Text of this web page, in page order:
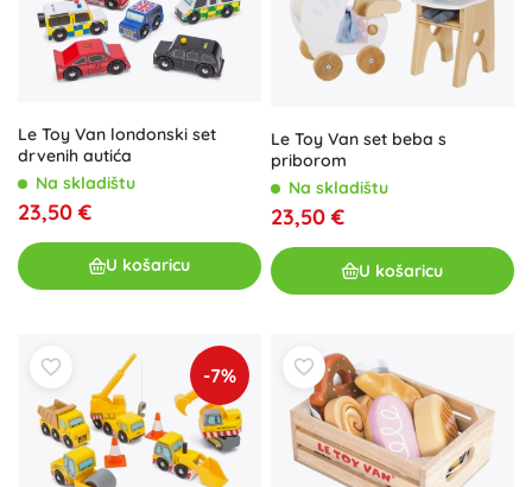
Le Toy Van londonski set
drvenih autića
Na skladištu
23,50 €
U košaricu
Le Toy Van set beba s
priborom
Na skladištu
23,50 €
U košaricu
-7%